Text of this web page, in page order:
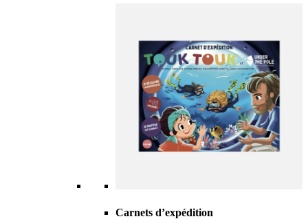
Carnets d’expédition